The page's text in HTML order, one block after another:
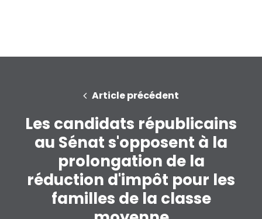
Accueil
Shop
Take Back the Courts
Travailler avec nous
Article précédent
Les candidats républicains
au Sénat s'opposent à la
prolongation de la
réduction d'impôt pour les
familles de la classe